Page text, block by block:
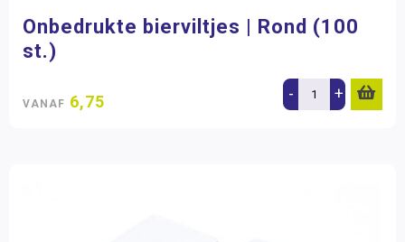
Onbedrukte bierviltjes | Rond (100
st.)
VANAF 6,75 - +